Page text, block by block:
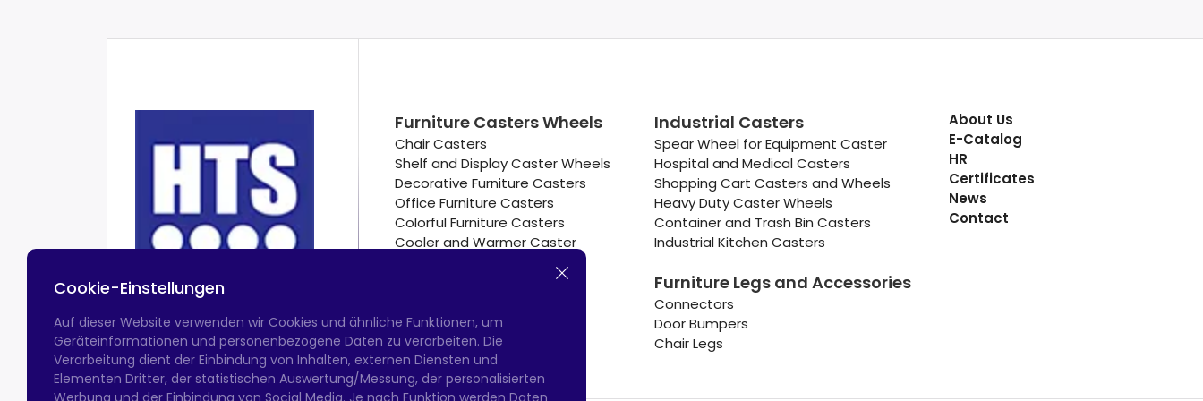
Furniture Casters Wheels
Chair Casters
Shelf and Display Caster Wheels
Decorative Furniture Casters
Office Furniture Casters
Colorful Furniture Casters
Cooler and Warmer Caster
Hotel Equipment Casters
Industrial Casters
Spear Wheel for Equipment Caster
Hospital and Medical Casters
Shopping Cart Casters and Wheels
Heavy Duty Caster Wheels
Container and Trash Bin Casters
Industrial Kitchen Casters
Furniture Legs and Accessories
Connectors
Door Bumpers
Chair Legs
About Us
E-Catalog
HR
Certificates
News
Contact
Cookie-Einstellungen
Auf dieser Website verwenden wir Cookies und ähnliche Funktionen, um
Geräteinformationen und personenbezogene Daten zu verarbeiten. Die
Verarbeitung dient der Einbindung von Inhalten, externen Diensten und
Elementen Dritter, der statistischen Auswertung/Messung, der personalisierten
Werbung und der Einbindung von Social Media. Je nach Funktion werden Daten